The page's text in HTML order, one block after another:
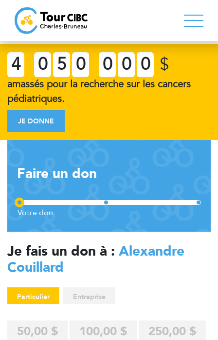
4 0 5 0 0 0 0 $
amassés pour la recherche sur les cancers
pédiatriques.
JE DONNE
Faire un don
Je fais un don à : Alexandre
Couillard
Particulier Entreprise
50,00 $ 100,00 $
250,00 $